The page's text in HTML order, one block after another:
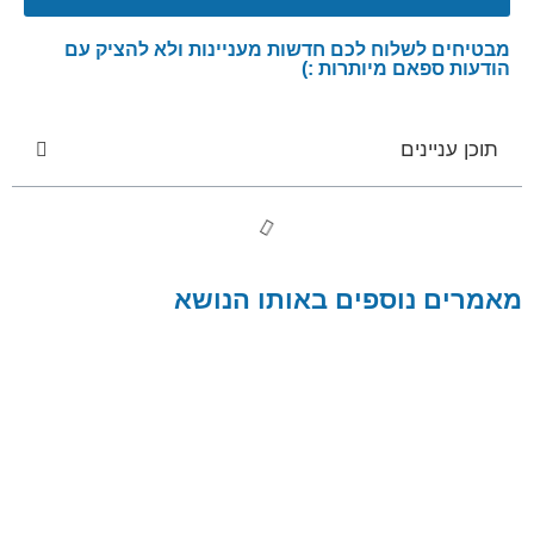
מבטיחים לשלוח לכם חדשות מעניינות ולא להציק עם
הודעות ספאם מיותרות :)
תוכן עניינים
מאמרים נוספים באותו הנושא